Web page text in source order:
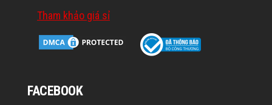
Tham khảo giá sỉ
FACEBOOK